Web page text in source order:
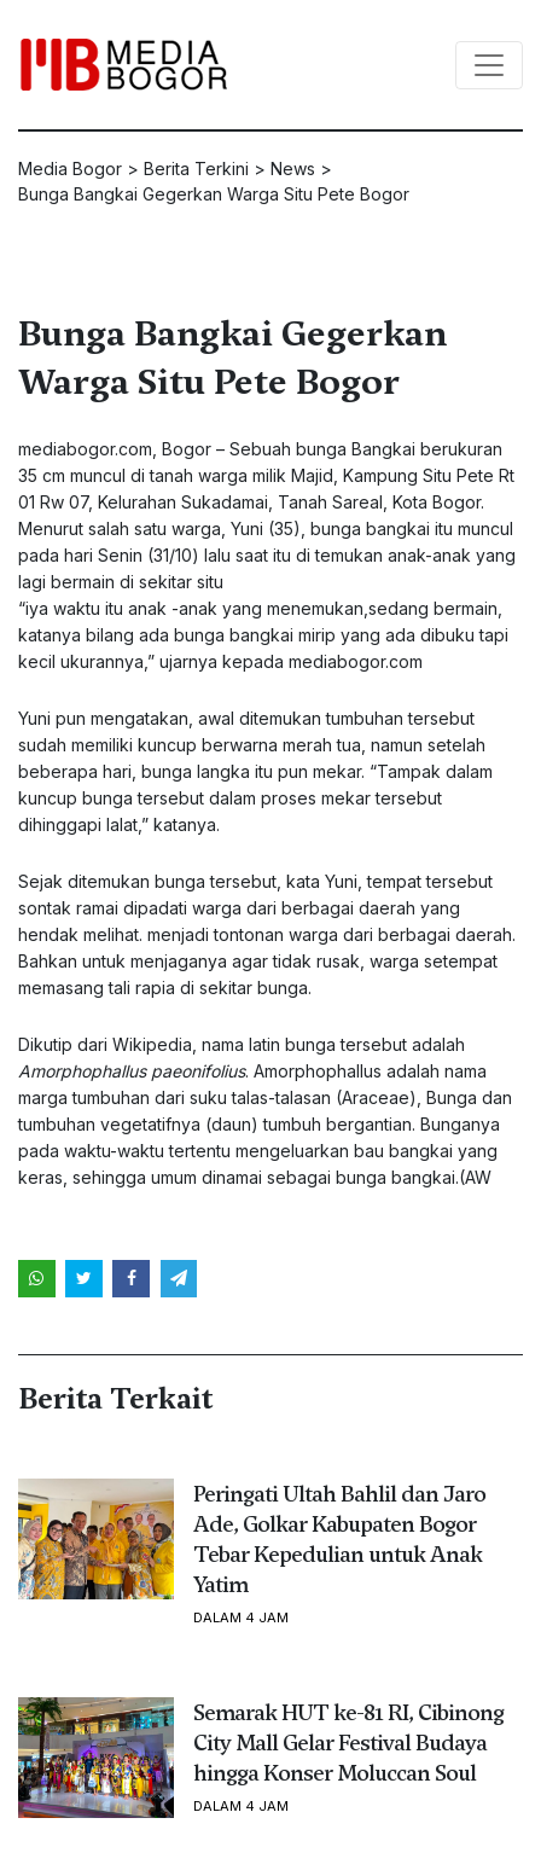
Media Bogor > Berita Terkini > News >
Bunga Bangkai Gegerkan Warga Situ Pete Bogor
Bunga Bangkai Gegerkan
Warga Situ Pete Bogor
mediabogor.com , Bogor – Sebuah bunga Bangkai berukuran
35 cm muncul di tanah warga milik Majid, Kampung Situ Pete Rt
01 Rw 07, Kelurahan Sukadamai, Tanah Sareal, Kota Bogor.
Menurut salah satu warga, Yuni (35), bunga bangkai itu muncul
pada hari Senin (31/10) lalu saat itu di temukan anak-anak yang
lagi bermain di sekitar situ
“iya waktu itu anak -anak yang menemukan,sedang bermain,
katanya bilang ada bunga bangkai mirip yang ada dibuku tapi
kecil ukurannya,” ujarnya kepada mediabogor.com
Yuni pun mengatakan, awal ditemukan tumbuhan tersebut
sudah memiliki kuncup berwarna merah tua, namun setelah
beberapa hari, bunga langka itu pun mekar. “Tampak dalam
kuncup bunga tersebut dalam proses mekar tersebut
dihinggapi lalat,” katanya.
Sejak ditemukan bunga tersebut, kata Yuni, tempat tersebut
sontak ramai dipadati warga dari berbagai daerah yang
hendak melihat. menjadi tontonan warga dari berbagai daerah.
Bahkan untuk menjaganya agar tidak rusak, warga setempat
memasang tali rapia di sekitar bunga.
Dikutip dari Wikipedia, nama latin bunga tersebut adalah
Amorphophallus paeonifolius. Amorphophallus adalah nama
marga tumbuhan dari suku talas-talasan (Araceae), Bunga dan
tumbuhan vegetatifnya (daun) tumbuh bergantian. Bunganya
pada waktu-waktu tertentu mengeluarkan bau bangkai yang
keras, sehingga umum dinamai sebagai bunga bangkai.(AW
Berita Terkait
Peringati Ultah Bahlil dan Jaro
Ade, Golkar Kabupaten Bogor
Tebar Kepedulian untuk Anak
Yatim
DALAM 4 JAM
Semarak HUT ke-81 RI, Cibinong
City Mall Gelar Festival Budaya
hingga Konser Moluccan Soul
DALAM 4 JAM